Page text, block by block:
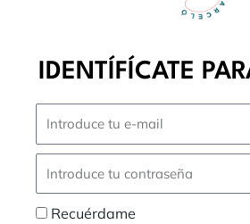
Primeros pasos
IDENTÍFÍCATE
Recuérdame